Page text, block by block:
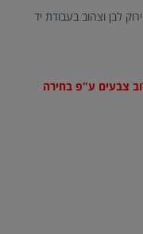
לבן וצהוב בעבודת יד
צבעים ע"פ בחירה